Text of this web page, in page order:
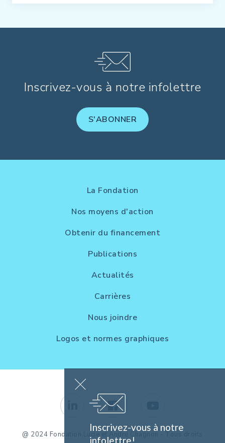
Inscrivez-vous à notre infolettre
S'ABONNER
La Fondation
Nos moyens d'action
Obtenir du financement
Publications
Actualités
Carrières
Nous joindre
Logos et normes graphiques
@ 2024 Fondation Lucie et André Chagnon - Tous droits
Inscrivez-vous à notre
infolettre!